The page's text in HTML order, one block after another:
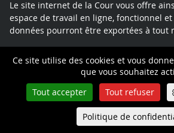
Ce site utilise des cookies et vous
que vous souhaitez
Tout accepter
Tout refuser
Politique de
Le site internet de la Cour vous offre
espace de travail en ligne, fonctionnel
données pourront être exportées à tout
Politique de
Queue-Fair